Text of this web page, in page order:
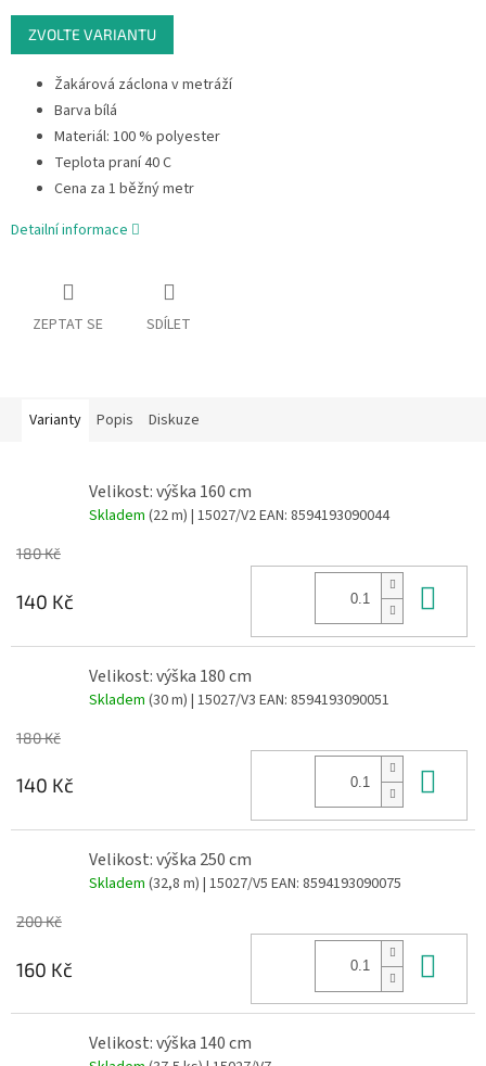
Měrná
cena:
ZVOLTE VARIANTU
Žakárová záclona v metráží
Barva bílá
Materiál: 100 % polyester
Teplota praní 40 C
Cena za 1 běžný metr
Detailní informace
ZEPTAT SE SDÍLET
Varianty Popis Diskuze
Velikost: výška 160 cm
Skladem (22 m) | 15027/V2EAN: 8594193090044
180 Kč
140 Kč
Velikost: výška 180 cm
Skladem (30 m) | 15027/V3 EAN: 8594193090051
180 Kč
140 Kč
Velikost: výška 250 cm
Skladem (32,8 m) | 15027/V5 EAN: 8594193090075
200 Kč
160 Kč
Velikost: výška 140 cm